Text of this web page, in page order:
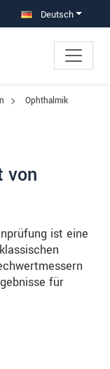
Deutsch
Ophthalmik
von
ist eine
für